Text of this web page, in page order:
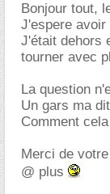
Bonjour tout,
J'espere avoir
J'était dehors
tourner avec
La question
Un gars ma
Comment
Merci de
@ plus